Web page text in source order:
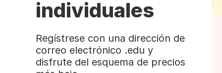
individuales
Regístrese con una dirección de
correo electrónico .edu y
disfrute del esquema de precios